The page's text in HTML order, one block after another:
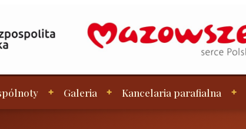
Galeria Kancelaria parafialna